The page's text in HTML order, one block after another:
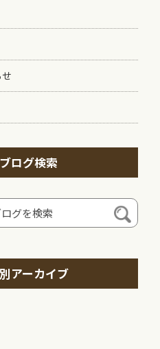
ブログ検索
アーカイブ